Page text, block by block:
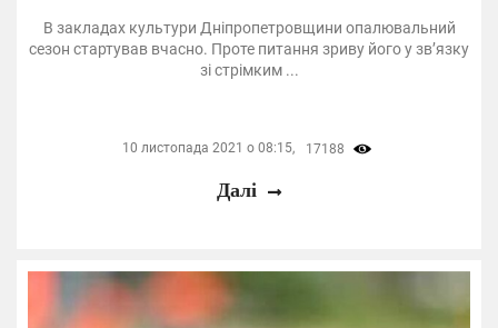
В закладах культури Дніпропетровщини опалювальний
сезон стартував вчасно. Проте питання зриву його у зв’язку
зі стрімким ...
10 листопада 2021 о 08:15, 17188
Далі